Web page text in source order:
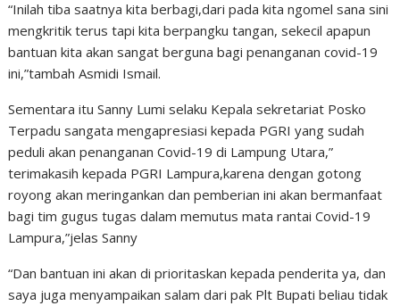
“Inilah tiba saatnya kita berbagi,dari pada kita ngomel sana sini
mengkritik terus tapi kita berpangku tangan, sekecil apapun
bantuan kita akan sangat berguna bagi penanganan covid-19
ini,”tambah Asmidi Ismail.
Sementara itu Sanny Lumi selaku Kepala sekretariat Posko
Terpadu sangata mengapresiasi kepada PGRI yang sudah
peduli akan penanganan Covid-19 di Lampung Utara,”
terimakasih kepada PGRI Lampura,karena dengan gotong
royong akan meringankan dan pemberian ini akan bermanfaat
bagi tim gugus tugas dalam memutus mata rantai Covid-19
Lampura,”jelas Sanny
“Dan bantuan ini akan di prioritaskan kepada penderita ya, dan
saya juga menyampaikan salam dari pak Plt Bupati beliau tidak